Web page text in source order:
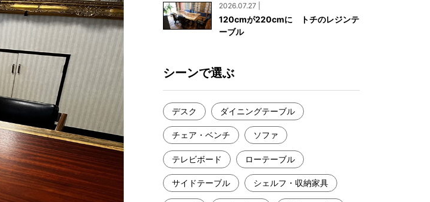
NEWS
EVENT
メディア美術協力実績
2026.07.27 |
120cmが220cmに トチのレジンテ
ーブル
シーンで選ぶ
デスク ダイニングテーブル
チェア・ベンチ ソファ
テレビボード ローテーブル
サイドテーブル シェルフ・収納家具